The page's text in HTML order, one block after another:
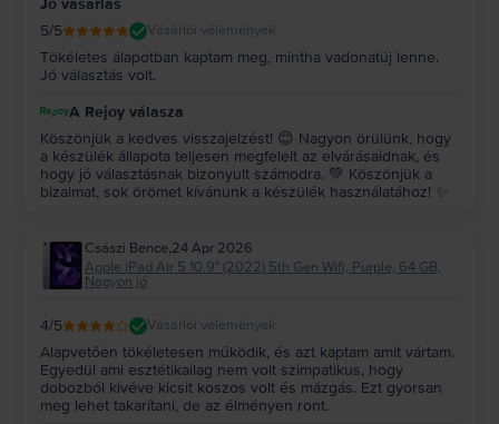
5/5 Vásárlói vélemények
Tökéletes álapotban kaptam meg, mintha vadonatúj lenne.
Jó választás volt.
A Rejoy válasza
Köszönjük a kedves visszajelzést! 😊 Nagyon örülünk, hogy
a készülék állapota teljesen megfelelt az elvárásaidnak, és
hogy jó választásnak bizonyult számodra. 💚 Köszönjük a
bizalmat, sok örömet kívánunk a készülék használatához! ✨
Császi Bence,24 Apr 2026
Apple iPad Air 5 10.9" (2022) 5th Gen Wifi, Purple, 64 GB,
Nagyon jó
4/5 Vásárlói vélemények
Alapvetően tökéletesen működik, és azt kaptam amit vártam.
Egyedül ami esztétikailag nem volt szimpatikus, hogy
dobozból kivéve kicsit koszos volt és mázgás. Ezt gyorsan
meg lehet takarítani, de az élményen ront.